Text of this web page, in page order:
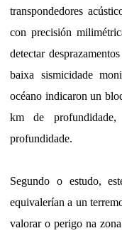
transpondedores
con precisión
detectar
baixa sismicidade
océano indicaron un
km de
profundidade.
Segundo o estudo,
equivalerían a un
valorar o perigo na